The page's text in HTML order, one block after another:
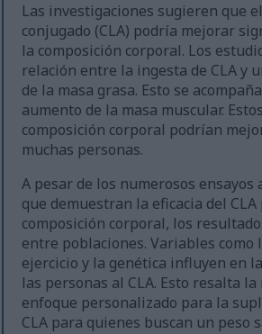
Las investigaciones sugieren que
conjugado (CLA) podría mejorar
la composición corporal. Los
relación entre la ingesta de CLA y
de la masa grasa. Esto se
aumento de la masa muscular.
composición corporal podrían
muchas personas.
A pesar de los numerosos ensayos
que demuestran la eficacia del
composición corporal, los
entre poblaciones. Variables como
ejercicio y la genética influyen en
las personas al CLA. Esto resalta
enfoque personalizado para la
CLA para quienes buscan un peso